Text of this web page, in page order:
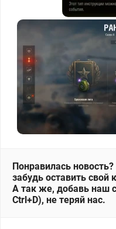
Понравилась
забудь оставить свой
А так же, добавь наш
Ctrl+D), не теряй нас.